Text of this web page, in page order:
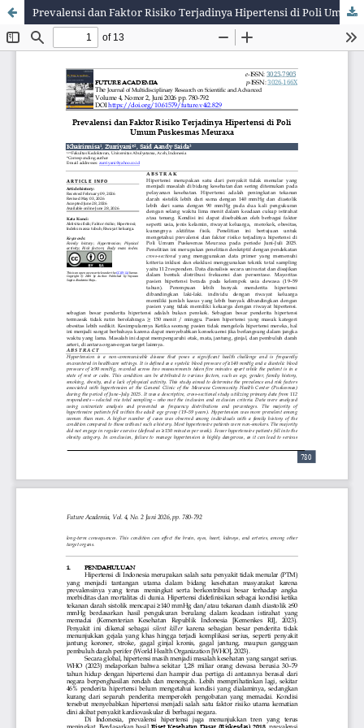
Prevalensi dan Faktor Risiko Terjadinya Hipertensi di Poli Umum Puskesmas Meuraxa